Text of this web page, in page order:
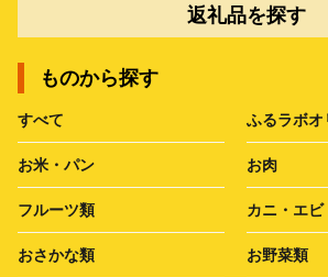
返礼品を探す
ものから探す
すべて ふるラボオ
お米・パン お肉
フルーツ類 カニ・エビ
おさかな類 お野菜類